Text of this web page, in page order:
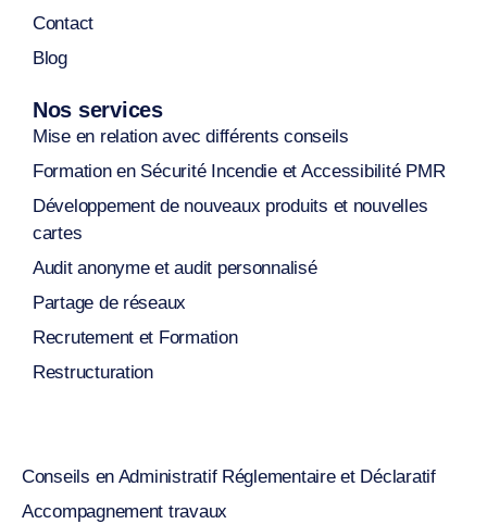
Contact
Blog
Nos services
Mise en relation avec différents conseils
Formation en Sécurité Incendie et Accessibilité PMR
Développement de nouveaux produits et nouvelles
cartes
Audit anonyme et audit personnalisé
Partage de réseaux
Recrutement et Formation
Restructuration
Conseils en Administratif Réglementaire et Déclaratif
Accompagnement travaux